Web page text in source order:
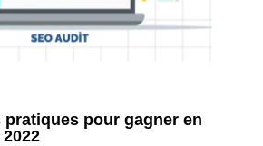
pratiques pour gagner en